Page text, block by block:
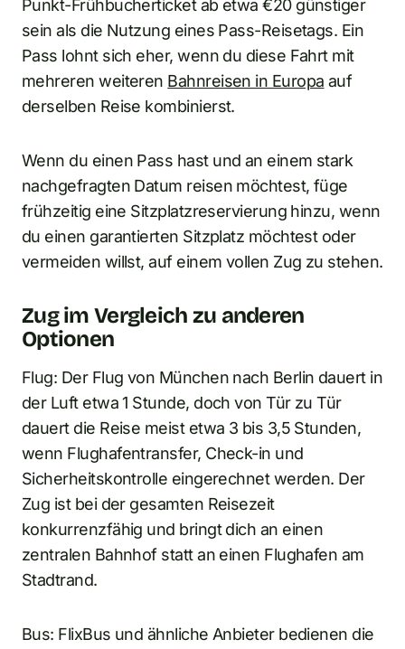
Punkt-Frühbucherticket ab etwa €20 günstiger
sein als die Nutzung eines Pass-Reisetags. Ein
Pass lohnt sich eher, wenn du diese Fahrt mit
mehreren weiteren Bahnreisen in Europa auf
derselben Reise kombinierst.
Wenn du einen Pass hast und an einem stark
nachgefragten Datum reisen möchtest, füge
frühzeitig eine Sitzplatzreservierung hinzu, wenn
du einen garantierten Sitzplatz möchtest oder
vermeiden willst, auf einem vollen Zug zu stehen.
Zug im Vergleich zu anderen
Optionen
Flug: Der Flug von München nach Berlin dauert in
der Luft etwa 1 Stunde, doch von Tür zu Tür
dauert die Reise meist etwa 3 bis 3,5 Stunden,
wenn Flughafentransfer, Check-in und
Sicherheitskontrolle eingerechnet werden. Der
Zug ist bei der gesamten Reisezeit
konkurrenzfähig und bringt dich an einen
zentralen Bahnhof statt an einen Flughafen am
Stadtrand.
Bus: FlixBus und ähnliche Anbieter bedienen die